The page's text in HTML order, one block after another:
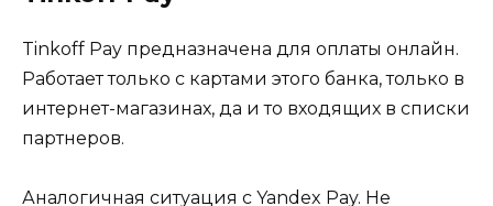
Tinkoff Pay предназначена для оплаты онлайн.
Работает только с картами этого банка, только в
интернет-магазинах, да и то входящих в списки
партнеров.
Аналогичная ситуация с Yandex Pay. Не